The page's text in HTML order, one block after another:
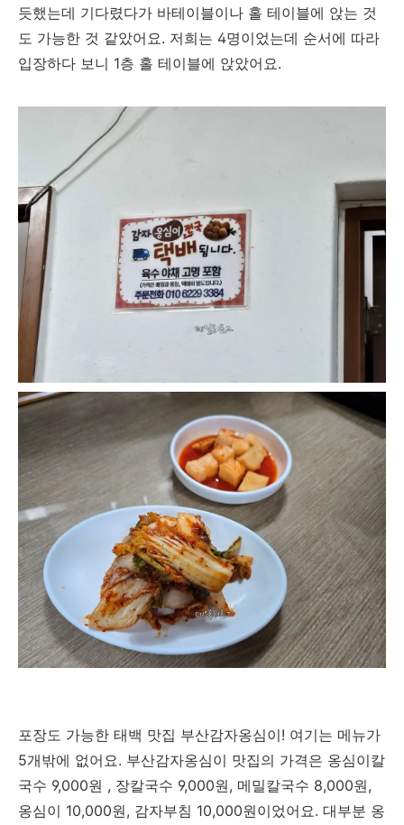
듯했는데 기다렸다가 바테이블이나 홀 테이블에 앉는 것
도 가능한 것 같았어요. 저희는 4명이었는데 순서에 따라
입장하다 보니 1층 홀 테이블에 앉았어요.
포장도 가능한 태백 맛집 부산감자옹심이! 여기는 메뉴가
5개밖에 없어요. 부산감자옹심이 맛집의 가격은 옹심이칼
국수 9,000원 , 장칼국수 9,000원, 메밀칼국수 8,000원,
옹심이 10,000원, 감자부침 10,000원이었어요. 대부분 옹